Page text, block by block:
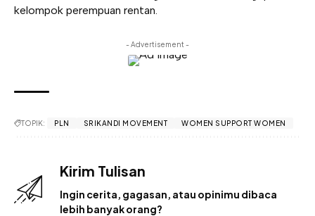
kelompok perempuan rentan.
- Advertisement -
TOPIK: PLN SRIKANDI MOVEMENT WOMEN SUPPORT WOMEN
Kirim Tulisan
Ingin cerita, gagasan, atau opinimu dibaca
lebih banyak orang?